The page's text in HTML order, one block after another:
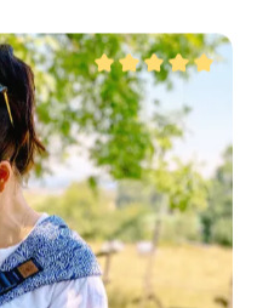
Note moyenne de 5